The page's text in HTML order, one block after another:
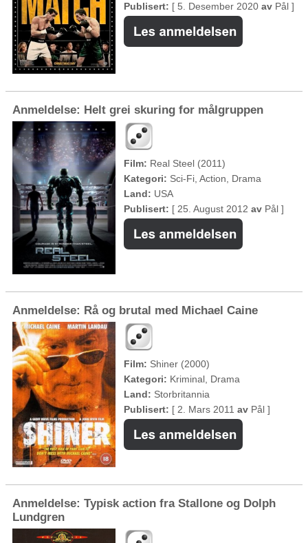
Publisert: [ 5. Desember 2020 av Pål ]
Anmeldelse: Helt grei skuring for målgruppen
Film: Real Steel (2011)
Kategori: Sci-Fi, Action, Drama
Land: USA
Publisert: [ 25. August 2012 av Pål ]
Anmeldelse: Rå og brutal med Michael Caine
Film: Shiner (2000)
Kategori: Kriminal, Drama
Land: Storbritannia
Publisert: [ 2. Mars 2011 av Pål ]
Anmeldelse: Typisk action fra Stallone og Dolph
Lundgren